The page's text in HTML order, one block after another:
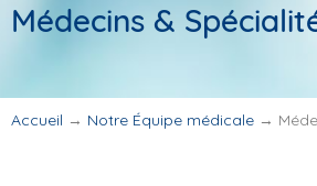
Médecins &
Accueil → Notre Équipe médicale →